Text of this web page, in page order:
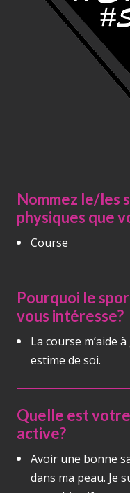
Nommez le/les
physiques que
Course
Pourquoi le
vous intéresse?
La course m’aide
estime de soi.
Quelle est
active?
Avoir une bonne
dans ma peau. Je